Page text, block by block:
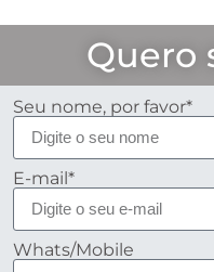
Quero
Seu nome, por favor*
E-mail*
Whats/Mobile